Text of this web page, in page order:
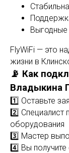
FlyWiFi — это
жизни в
📡 Как
Владыкина
1️⃣ Оставьте
2️⃣ Специалист
оборудования
3️⃣ Мастер
4️⃣ Вы